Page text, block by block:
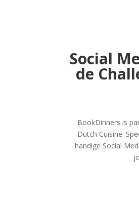
Social
de
BookDinners is
Dutch Cuisine.
handige Social